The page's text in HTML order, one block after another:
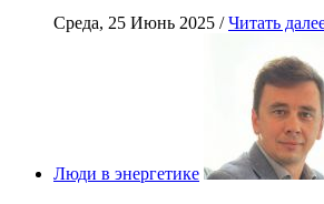
Среда, 25 Июнь 2025 /Читать
Люди в энергетике